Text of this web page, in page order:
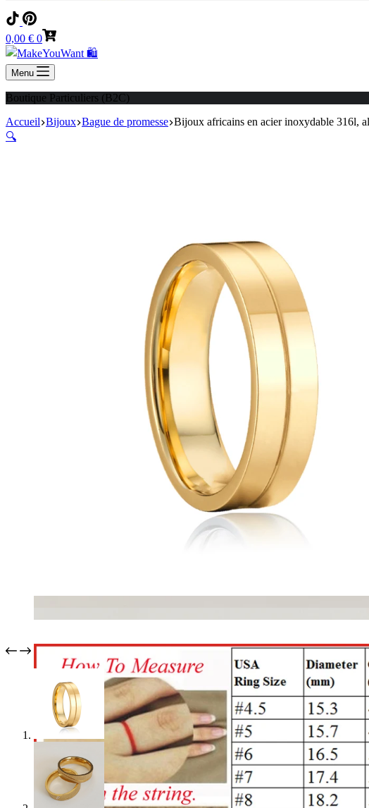
Panier
d’achat
0,00 € 0
Menu
Boutique Particuliers (B2C)
Accueil Bijoux Bague de promesse Bijoux africains en acier inoxydable 316l,
🔍